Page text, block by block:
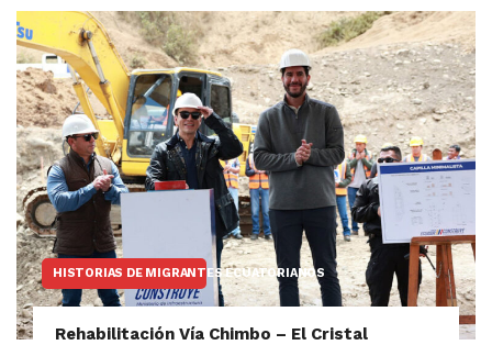
HISTORIAS DE MIGRANTES ECUATORIANOS
Rehabilitación Vía Chimbo – El Cristal